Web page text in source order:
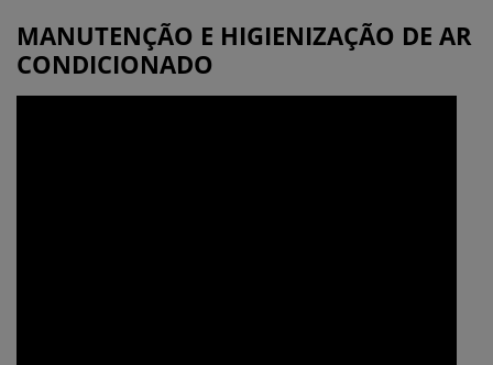
MANUTENÇÃO E HIGIENIZAÇÃO DE AR
CONDICIONADO